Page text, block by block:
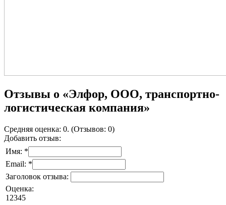
Отзывы о «Элфор, ООО, транспортно-
логистическая компания»
Средняя оценка: 0. (Отзывов: 0)
Добавить отзыв:
Имя: *
Email: *
Заголовок отзыва:
Оценка:
1 2345